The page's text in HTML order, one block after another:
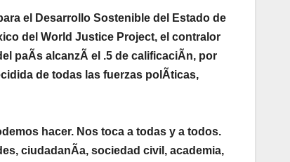
el Desarrollo Sostenible del Estado de
del World Justice Project, el contralor
paÃs alcanzÃ el .5 de calificaciÃn, por
de todas las fuerzas polÃticas,
hacer. Nos toca a todas y a todos.
ciudadanÃa, sociedad civil, academia,